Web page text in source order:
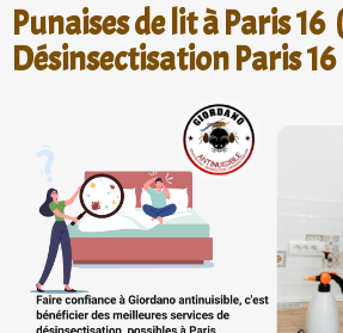
Punaises de lit à Paris 16
Désinsectisation Paris 16